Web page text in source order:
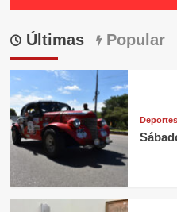
Últimas Popular
Deportes